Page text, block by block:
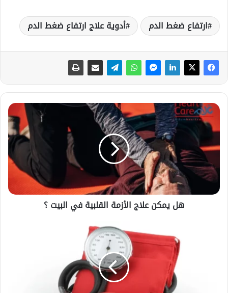
ارتفاع ضغط الدم أدوية علاج ارتفاع ضغط الدم
هل
يمكن
علاج
الأزمة
القلبية
في
البيت
هل يمكن علاج الأزمة القلبية في البيت ؟